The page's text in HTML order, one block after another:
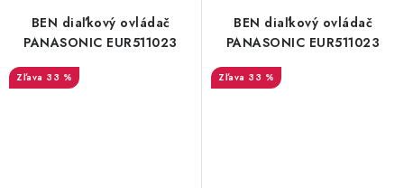
BEN diaľkový ovládač
PANASONIC EUR511023
33 %
BEN diaľkový ovládač
PANASONIC EUR511023
33 %